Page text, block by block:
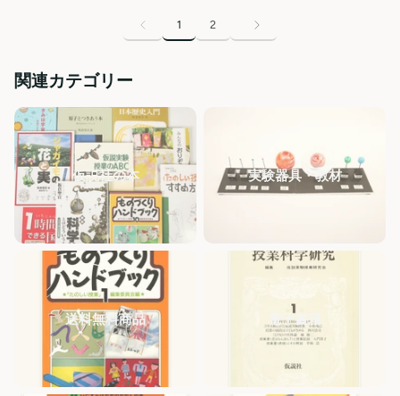
1 2
関連カテゴリー
仮説社の本 実験器具・教材
送料無料商品 電子書籍